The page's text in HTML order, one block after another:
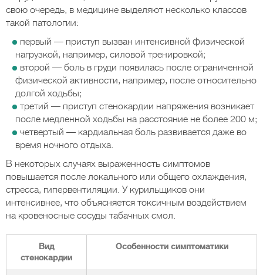
свою очередь, в медицине выделяют несколько классов
такой патологии:
первый — приступ вызван интенсивной физической
нагрузкой, например, силовой тренировкой;
второй — боль в груди появилась после ограниченной
физической активности, например, после относительно
долгой ходьбы;
третий — приступ стенокардии напряжения возникает
после медленной ходьбы на расстояние не более 200 м;
четвертый — кардиальная боль развивается даже во
время ночного отдыха.
В некоторых случаях выраженность симптомов
повышается после локального или общего охлаждения,
стресса, гипервентиляции. У курильщиков они
интенсивнее, что объясняется токсичным воздействием
на кровеносные сосуды табачных смол.
Вид
стенокардии
Особенности симптоматики